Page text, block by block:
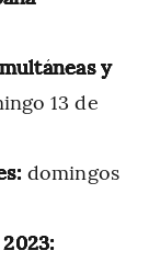
y
13 de
domingos